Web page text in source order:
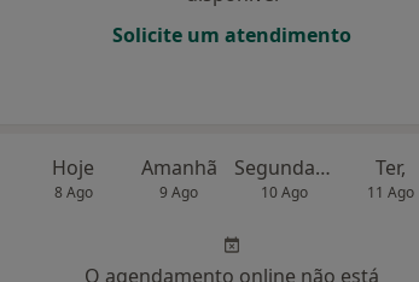
Solicite um atendimento
Hoje
8 Ago
Amanhã
9 Ago
Segunda-feira
10 Ago
Ter,
11 Ago
O agendamento online não está